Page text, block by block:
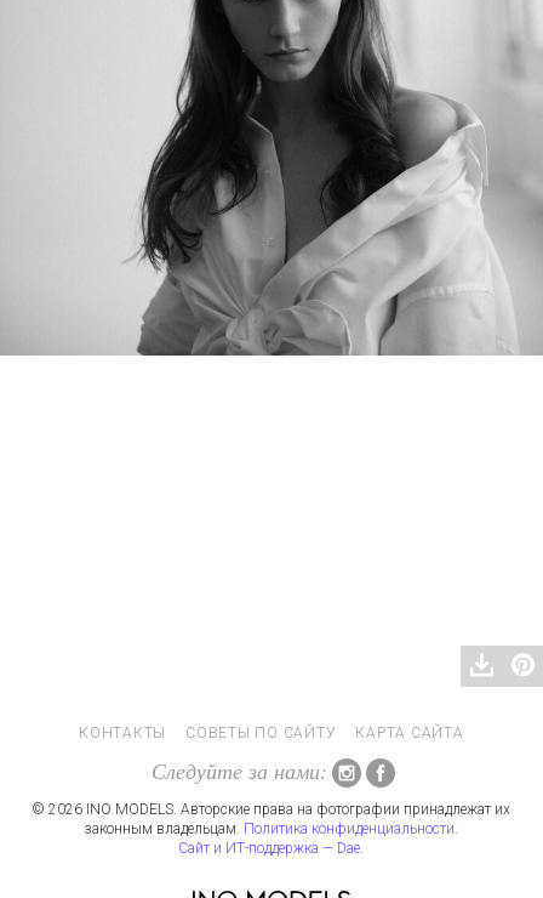
КОНТАКТЫ СОВЕТЫ ПО САЙТУ КАРТА САЙТА
Следуйте за нами:
© 2026 INO MODELS. Авторские права на фотографии принадлежат их
законным владельцам. Политика конфиденциальности.
Сайт и ИТ-поддержка — Dae.